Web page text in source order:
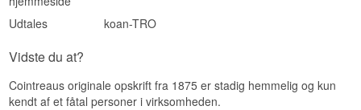
Udtales
koan-TRO
Vidste du at?
Cointreaus originale opskrift fra 1875 er stadig hemmelig og kun
kendt af et fåtal personer i virksomheden.